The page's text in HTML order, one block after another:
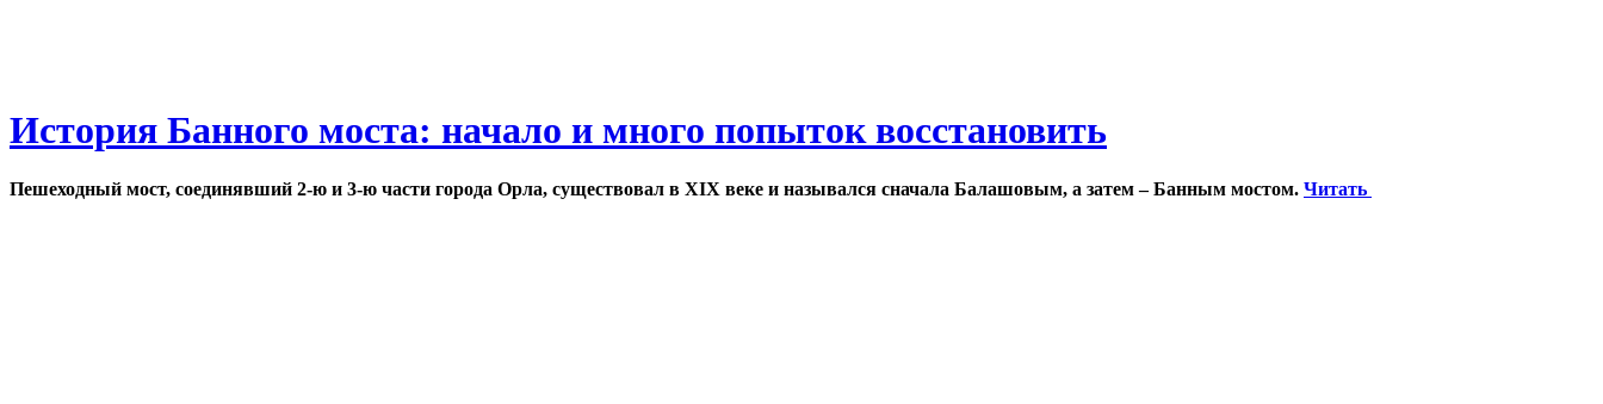
История Банного моста: начало и много попыток восстановить
Пешеходный мост, соединявший 2-ю и 3-ю части города Орла, существовал в XIX веке и назывался сначала Балашовым, а затем – Банным мостом. Читать